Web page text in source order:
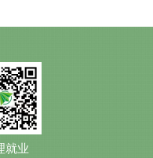
就业